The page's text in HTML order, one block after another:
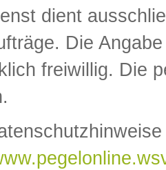
dient
Die
freiwillig. Die